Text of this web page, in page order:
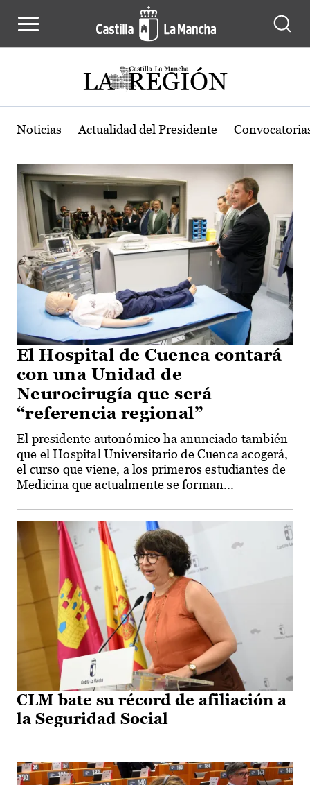
Actualidad de la región de Castilla-
Noticias Actualidad del Presidente
El Hospital de Cuenca contará
con una Unidad de
Neurocirugía que será
“referencia regional”
El presidente autonómico ha anunciado también
que el Hospital Universitario de Cuenca acogerá,
el curso que viene, a los primeros estudiantes de
Medicina que actualmente se forman...
CLM bate su récord de afiliación a
la Seguridad Social